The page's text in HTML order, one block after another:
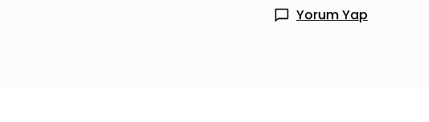
Yorum Yap